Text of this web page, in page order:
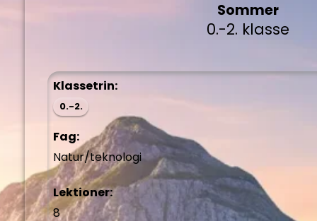
Sommer
0.-2. klasse
Klassetrin:
0.-2.
Fag:
Natur/teknologi
Lektioner:
8